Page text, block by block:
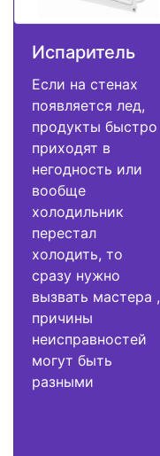
Испаритель
Если на стенах
появляется лед,
продукты быстро
приходят в
негодность или
вообще
холодильник
перестал
холодить, то
сразу нужно
вызвать мастера ,
причины
неисправностей
могут быть
разными